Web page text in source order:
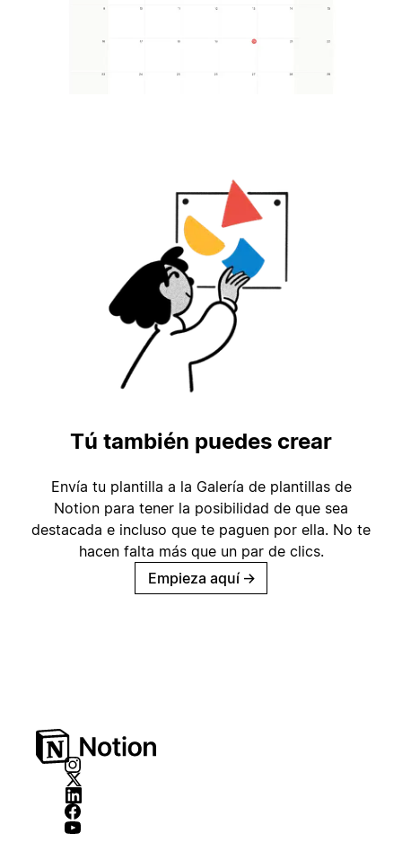
Tú también puedes crear
Envía tu plantilla a la Galería de plantillas de
Notion para tener la posibilidad de que sea
destacada e incluso que te paguen por ella. No te
hacen falta más que un par de clics.
Empieza aquí →